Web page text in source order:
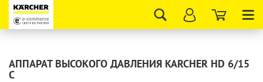
АППАРАТ ВЫСОКОГО ДАВЛЕНИЯ KARCHER HD 6/15
C